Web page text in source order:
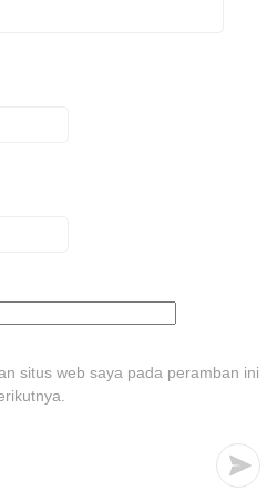
situs web saya pada peramban ini